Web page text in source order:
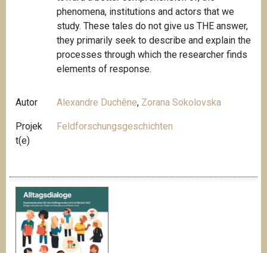
phenomena, institutions and actors that we
study. These tales do not give us THE answer,
they primarily seek to describe and explain the
processes through which the researcher finds
elements of response.
Autor Alexandre Duchêne, Zorana Sokolovska
Projek
t(e)
Feldforschungsgeschichten